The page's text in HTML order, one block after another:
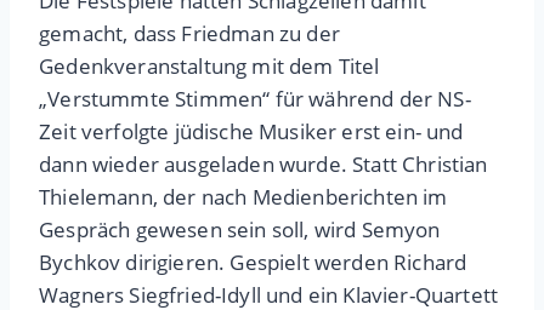
gemacht, dass Friedman zu der
Gedenkveranstaltung mit dem Titel
„Verstummte Stimmen“ für während der NS-
Zeit verfolgte jüdische Musiker erst ein- und
dann wieder ausgeladen wurde. Statt Christian
Thielemann, der nach Medienberichten im
Gespräch gewesen sein soll, wird Semyon
Bychkov dirigieren. Gespielt werden Richard
Wagners Siegfried-Idyll und ein Klavier-Quartett